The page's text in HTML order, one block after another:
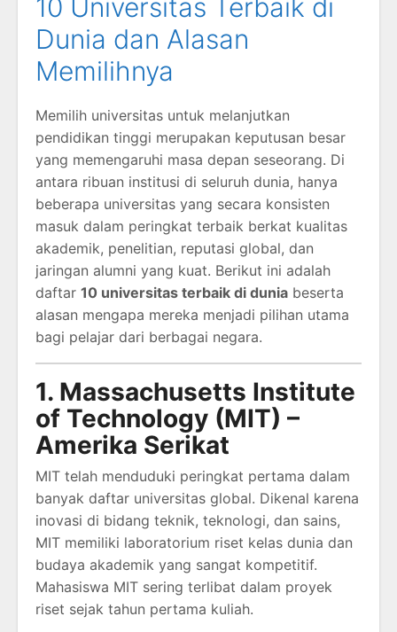
10 Universitas Terbaik di
Dunia dan Alasan
Memilihnya
Memilih universitas untuk melanjutkan
pendidikan tinggi merupakan keputusan besar
yang memengaruhi masa depan seseorang. Di
antara ribuan institusi di seluruh dunia, hanya
beberapa universitas yang secara konsisten
masuk dalam peringkat terbaik berkat kualitas
akademik, penelitian, reputasi global, dan
jaringan alumni yang kuat. Berikut ini adalah
daftar 10 universitas terbaik di dunia beserta
alasan mengapa mereka menjadi pilihan utama
bagi pelajar dari berbagai negara.
1. Massachusetts Institute
of Technology (MIT) –
Amerika Serikat
MIT telah menduduki peringkat pertama dalam
banyak daftar universitas global. Dikenal karena
inovasi di bidang teknik, teknologi, dan sains,
MIT memiliki laboratorium riset kelas dunia dan
budaya akademik yang sangat kompetitif.
Mahasiswa MIT sering terlibat dalam proyek
riset sejak tahun pertama kuliah.